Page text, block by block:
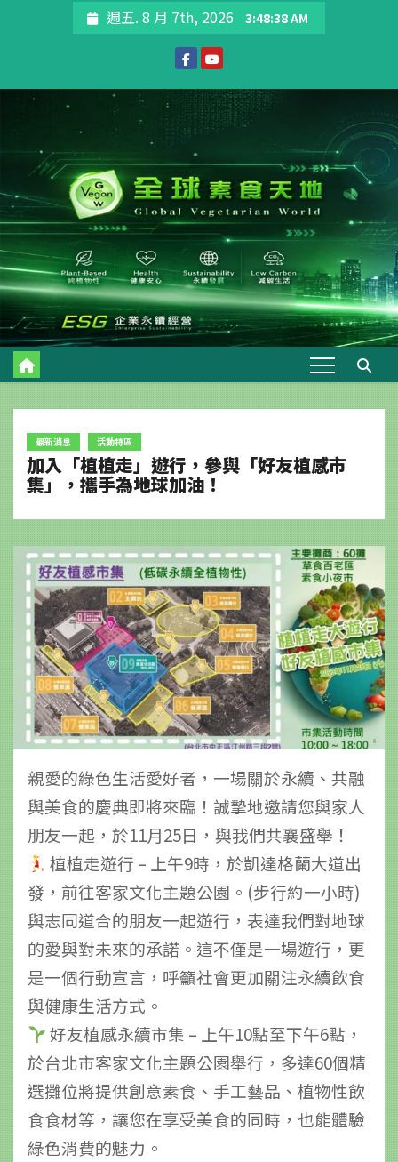
週五. 8 月 7th, 2026 3:48:39 AM
最新消息 活動特區
加入「植植走」遊行，參與「好友植感市
集」，攜手為地球加油！
親愛的綠色生活愛好者，一場關於永續、共融
與美食的慶典即將來臨！誠摯地邀請您與家人
朋友一起，於11月25日，與我們共襄盛舉！
植植走遊行 – 上午9時，於凱達格蘭大道出
發，前往客家文化主題公園。(步行約一小時)
與志同道合的朋友一起遊行，表達我們對地球
的愛與對未來的承諾。這不僅是一場遊行，更
是一個行動宣言，呼籲社會更加關注永續飲食
與健康生活方式。
好友植感永續市集 – 上午10點至下午6點，
於台北市客家文化主題公園舉行，多達60個精
選攤位將提供創意素食、手工藝品、植物性飲
食食材等，讓您在享受美食的同時，也能體驗
綠色消費的魅力。